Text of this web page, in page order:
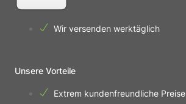
Wir versenden werktäglich
Unsere Vorteile
Extrem kundenfreundliche Preise